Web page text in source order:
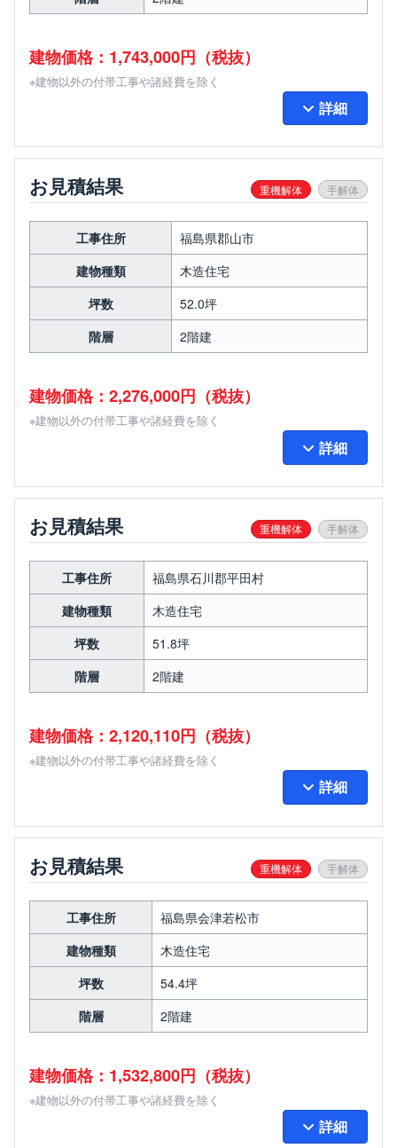
建物価格：1,743,000円（税抜）
※建物以外の付帯工事や諸経費を除く
詳細
お見積結果 重機解体 手解体
工事住所
福島県郡山市
建物種類
木造住宅
坪数
52.0坪
階層
2階建
建物価格：2,276,000円（税抜）
※建物以外の付帯工事や諸経費を除く
詳細
お見積結果 重機解体 手解体
工事住所
福島県石川郡平田村
建物種類
木造住宅
坪数
51.8坪
階層
2階建
建物価格：2,120,110円（税抜）
※建物以外の付帯工事や諸経費を除く
詳細
お見積結果 重機解体 手解体
工事住所
福島県会津若松市
建物種類
木造住宅
坪数
54.4坪
階層
2階建
建物価格：1,532,800円（税抜）
※建物以外の付帯工事や諸経費を除く
詳細